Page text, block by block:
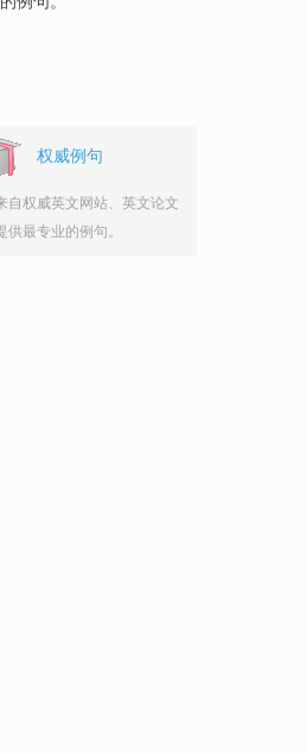
权威例句
自权威英文网站、英文论文
供最专业的例句。